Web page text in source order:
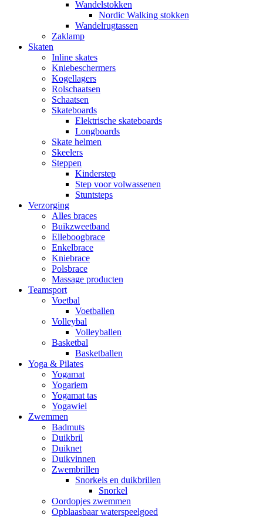
Wandelstokken
Nordic Walking stokken
Wandelrugtassen
Zaklamp
Skaten
Inline skates
Kniebeschermers
Kogellagers
Rolschaatsen
Schaatsen
Skateboards
Elektrische skateboards
Longboards
Skate helmen
Skeelers
Steppen
Kinderstep
Step voor volwassenen
Stuntsteps
Verzorging
Alles braces
Buikzweetband
Elleboogbrace
Enkelbrace
Kniebrace
Polsbrace
Massage producten
Teamsport
Voetbal
Voetballen
Volleybal
Volleyballen
Basketbal
Basketballen
Yoga & Pilates
Yogamat
Yogariem
Yogamat tas
Yogawiel
Zwemmen
Badmuts
Duikbril
Duiknet
Duikvinnen
Zwembrillen
Snorkels en duikbrillen
Snorkel
Oordopjes zwemmen
Opblaasbaar waterspeelgoed